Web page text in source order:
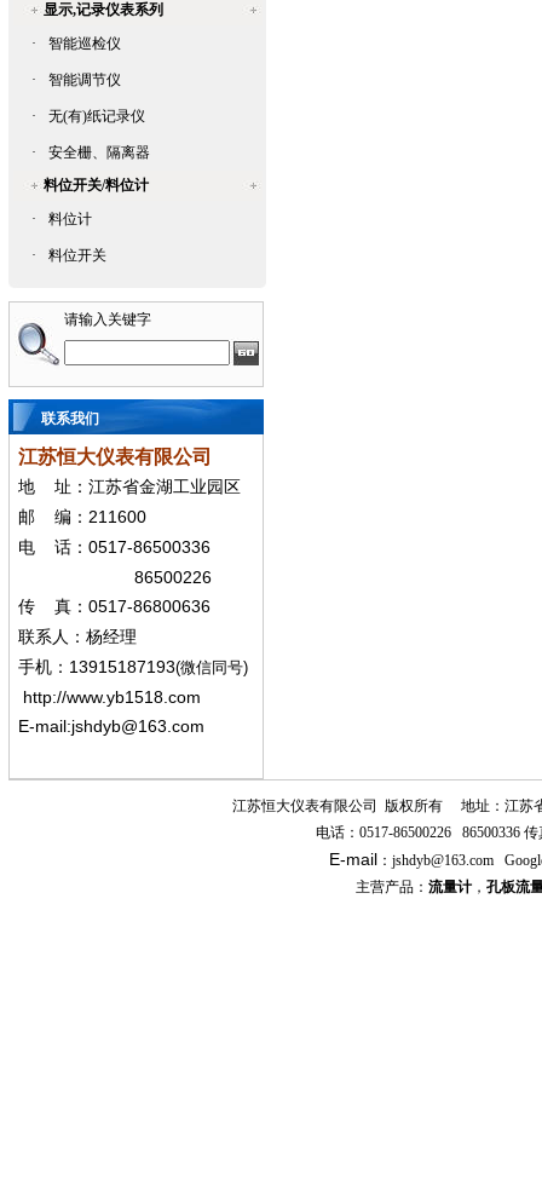
显示,记录仪表系列
·
智能巡检仪
· 智能调节仪
· 无(有)纸记录仪
·
安全栅、隔离器
料位开关/料位计
·
料位计
· 料位开关
请输入关键字
联系我们
江苏恒大仪表有限公司
地
址：江苏省金湖工业园区
邮
编： 211600
电 话： 0517-86500336
86500226
传 真： 0517-86800636
联系人：杨经理
手机 ： 13915187193(微信同号)
http://www.yb1518.com
E-mail:jshdyb@163.com
江苏恒大仪表有限公司 版权所有
地址：江苏
电话： 0517-86500226 86500336 传
E-mail ： jshdyb@163.com
主营产品： 流量计， 孔板流